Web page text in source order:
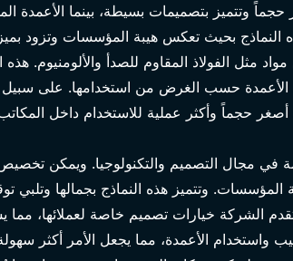
وتتميز بتصميمات بسيطة، بينما الأعمدة
مثل الفولاذ المقاوم للصدأ والألومنيوم.
الأعمدة حسب الغرض من استخدامها. على
أصغر حجماً وأكثر عملية للاستخدام داخل
في مجال التصميم والتكنولوجيا. ويمكن
تقدم الشركة خيارات تصميم خاصة لعملائها،
واستخدام الأعمدة، مما يجعل الأمر أكثر